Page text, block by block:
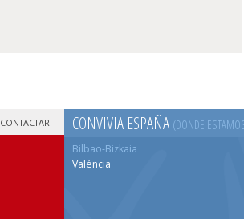
CONTACTAR CONVIVIA ESPAÑA (DONDE
Bilbao-Bizkaia
Valéncia